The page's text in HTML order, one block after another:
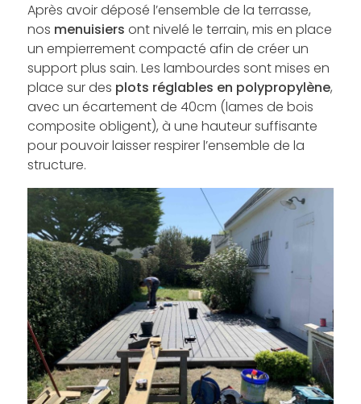
Après avoir déposé l’ensemble de la terrasse,
nos menuisiers ont nivelé le terrain, mis en place
un empierrement compacté afin de créer un
support plus sain. Les lambourdes sont mises en
place sur des plots réglables en polypropylène,
avec un écartement de 40cm (lames de bois
composite obligent), à une hauteur suffisante
pour pouvoir laisser respirer l’ensemble de la
structure.